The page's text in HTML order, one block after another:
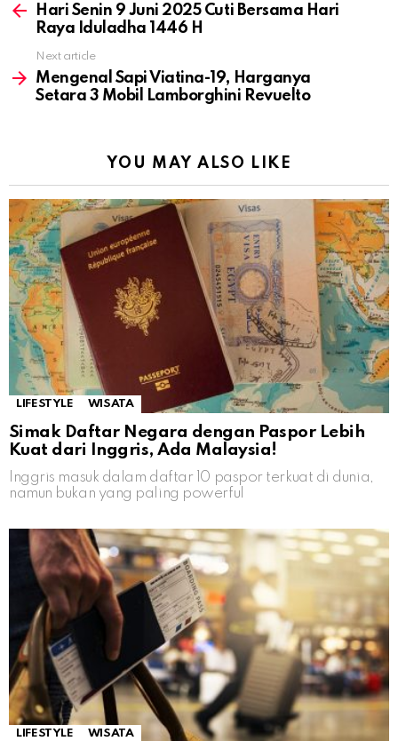
moreHari Senin 9 Juni 2025 Cuti Bersama Hari
Raya Iduladha 1446 H
Next article
Mengenal Sapi Viatina-19, Harganya
Setara 3 Mobil Lamborghini Revuelto
YOU MAY ALSO LIKE
LIFESTYLE WISATA
Simak Daftar Negara dengan Paspor Lebih
Kuat dari Inggris, Ada Malaysia!
Inggris masuk dalam daftar 10 paspor terkuat di dunia,
namun bukan yang paling powerful
LIFESTYLE WISATA